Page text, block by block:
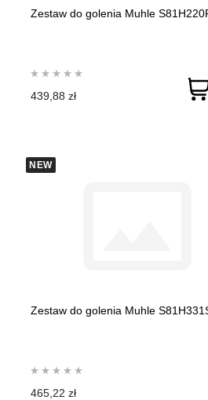
Zestaw do golenia Muhle
439,88 zł
NEW
Zestaw do golenia Muhle
465,22 zł